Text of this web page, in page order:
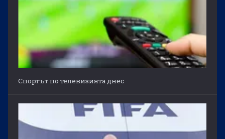
Спортът по телевизията днес